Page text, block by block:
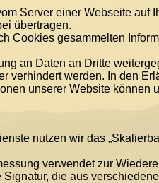
Server einer Webseite
übertragen.
Cookies gesammelten
an Daten an Dritte
werden. In den
unserer Website können
nutzen wir das
verwendet zur
die aus